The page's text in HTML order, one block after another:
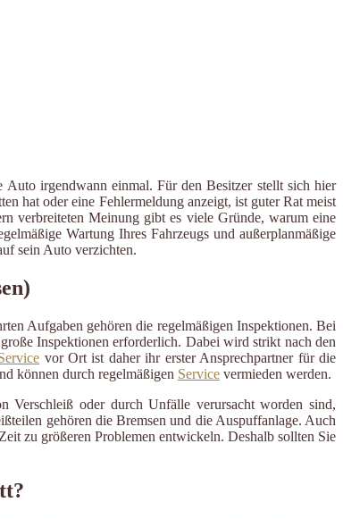
Auto irgendwann einmal. Für den Besitzer stellt sich hier
hat oder eine Fehlermeldung anzeigt, ist guter Rat meist
verbreiteten Meinung gibt es viele Gründe, warum eine
Wartung Ihres Fahrzeugs und außerplanmäßige
sein Auto verzichten.
Aufgaben gehören die regelmäßigen Inspektionen. Bei
Inspektionen erforderlich. Dabei wird strikt nach den
vor Ort ist daher ihr erster Ansprechpartner für die
können durch regelmäßigen Service vermieden werden.
oder durch Unfälle verursacht worden sind,
gehören die Bremsen und die Auspuffanlage. Auch
zu größeren Problemen entwickeln. Deshalb sollten Sie